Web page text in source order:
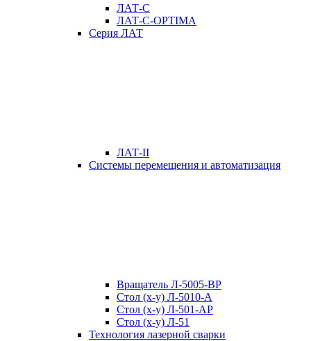
ЛАТ-С
ЛАТ-С-OPTIMA
Серия ЛАТ
ЛАТ-II
Системы перемещения и автоматизация
Вращатель Л-5005-ВР
Стол (x-y) Л-5010-А
Стол (x-y) Л-501-АР
Стол (x-y) Л-51
Технология лазерной сварки